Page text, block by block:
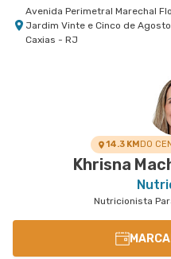
Avenida Perimetral Marechal
Jardim Vinte e Cinco de
Caxias - RJ
Rua Engenheiro Enaldo Cravo
A - Tijuca, Rio de Janeiro - RJ
14.3 KMDO
Khrisna
Nutricionista